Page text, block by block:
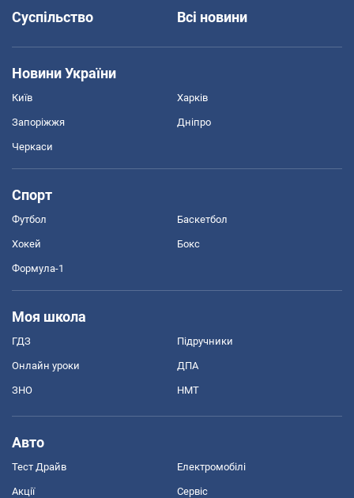
Суспільство
Всі новини
Новини України
Київ Харків
Запоріжжя Дніпро
Черкаси
Спорт
Футбол Баскетбол
Хокей Бокс
Формула-1
Моя школа
ГДЗ Підручники
Онлайн уроки ДПА
ЗНО НМТ
Авто
Тест Драйв Електромобілі
Акції Сервіс